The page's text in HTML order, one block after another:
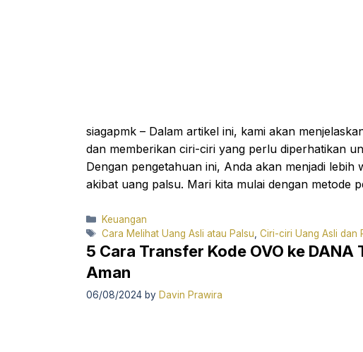
siagapmk – Dalam artikel ini, kami akan
dan memberikan ciri-ciri yang perlu diperhatikan
Dengan pengetahuan ini, Anda akan menjadi
akibat uang palsu. Mari kita mulai dengan metode
Categories
Keuangan
Tags
Cara Melihat Uang Asli atau Palsu Ciri-ciri Uang Asli dan
5 Cara Transfer Kode OVO ke
Aman
06/08/2024 by Davin Prawira